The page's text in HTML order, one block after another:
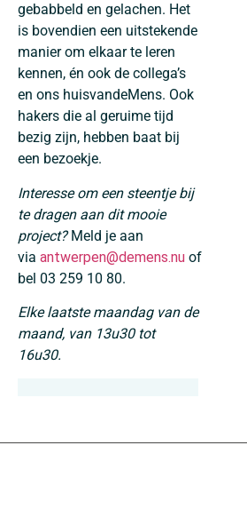
gebabbeld en gelachen. Het
is bovendien een uitstekende
manier om elkaar te leren
kennen, én ook de collega’s
en ons huisvandeMens. Ook
hakers die al geruime tijd
bezig zijn, hebben baat bij
een bezoekje.
Interesse om een steentje bij
te dragen aan dit mooie
project?Meld je aan
via antwerpen@demens.nu of
bel 03 259 10 80.
Elke laatste maandag van de
maand, van 13u30 tot
16u30.